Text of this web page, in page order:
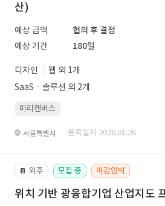
산)
예상 금액
협의 후 결정
예상 기간
180일
디자인
웹 외 1개
SaaSㆍ솔루션 외 2개
미리캔버스
서울특별시 · 등록일자 2026.01.26.
📔 외주 모집 중 마감임박
위치 기반 광융합기업 산업지도